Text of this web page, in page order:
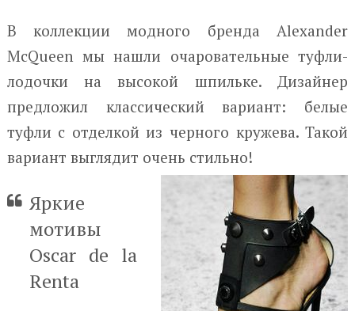
В коллекции модного бренда Alexander
McQueen мы нашли очаровательные туфли-
лодочки на высокой шпильке. Дизайнер
предложил классический вариант: белые
туфли с отделкой из черного кружева. Такой
вариант выглядит очень стильно!
Яркие
мотивы
Oscar de la
Renta